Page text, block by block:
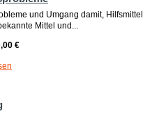
und Umgang damit,
Mittel und...
€